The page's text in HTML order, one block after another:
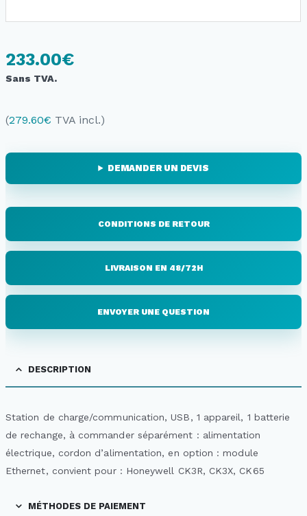
233.00€
Sans TVA.
(279.60€ TVA incl.)
DEMANDER UN DEVIS
CONDITIONS DE RETOUR
LIVRAISON EN 48/72H
ENVOYER UNE QUESTION
DESCRIPTION
Station de charge/communication, USB, 1 appareil, 1 batterie
de rechange, à commander séparément : alimentation
électrique, cordon d’alimentation, en option : module
Ethernet, convient pour : Honeywell CK3R, CK3X, CK65
MÉTHODES DE PAIEMENT